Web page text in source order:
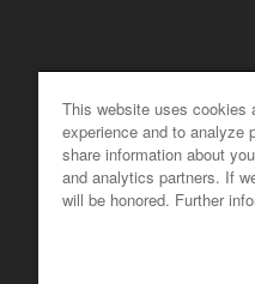
This website uses cookies
experience and to analyze
share information about
and analytics partners. If
will be honored. Further